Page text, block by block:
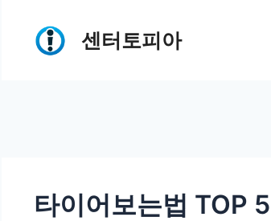
센터토피아
타이어보는법 TOP